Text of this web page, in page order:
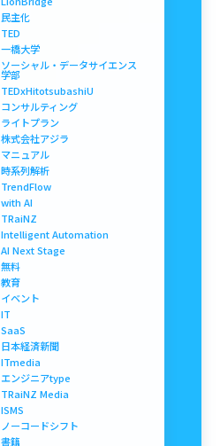
民主化
TED
一橋大学
ソーシャル・データサイエンス
学部
TEDxHitotsubashiU
コンサルティング
ライトプラン
株式会社アジラ
マニュアル
時系列解析
TrendFlow
with AI
TRaiNZ
Intelligent Automation
AI Next Stage
無料
教育
イベント
IT
SaaS
日本経済新聞
ITmedia
エンジニアtype
TRaiNZ Media
ISMS
ノーコードシフト
書籍